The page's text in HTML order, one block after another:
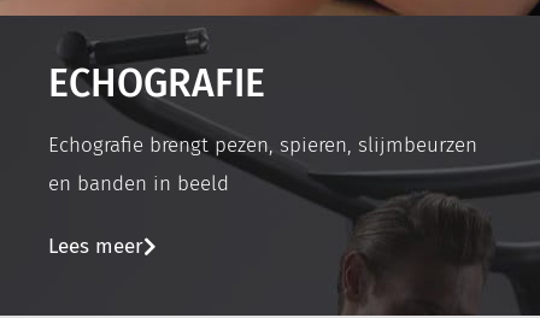
ECHOGRAFIE
Echografie brengt pezen, spieren, slijmbeurzen
en banden in beeld
Lees meer